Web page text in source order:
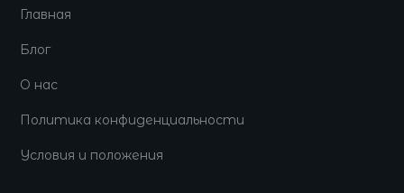
Главная
Блог
О нас
Политика конфиденциальности
Условия и положения